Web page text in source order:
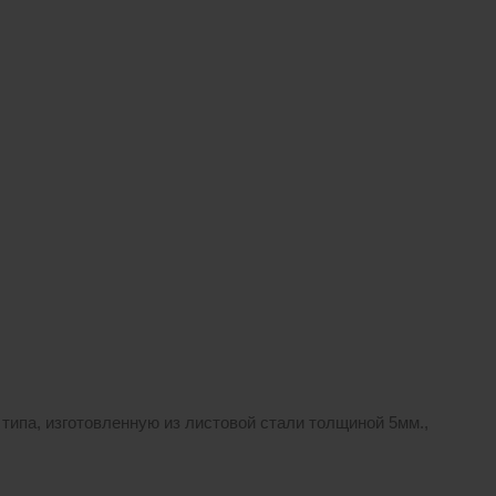
изготовленную из листовой стали толщиной 5мм.,